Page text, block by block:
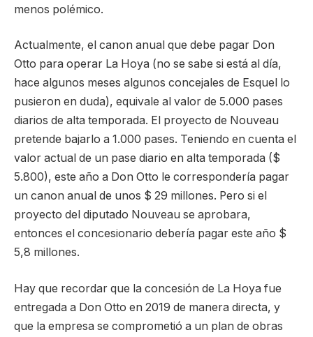
menos polémico.
Actualmente, el canon anual que debe pagar Don
Otto para operar La Hoya (no se sabe si está al día,
hace algunos meses algunos concejales de Esquel lo
pusieron en duda), equivale al valor de 5.000 pases
diarios de alta temporada. El proyecto de Nouveau
pretende bajarlo a 1.000 pases. Teniendo en cuenta el
valor actual de un pase diario en alta temporada ($
5.800), este año a Don Otto le correspondería pagar
un canon anual de unos $ 29 millones. Pero si el
proyecto del diputado Nouveau se aprobara,
entonces el concesionario debería pagar este año $
5,8 millones.
Hay que recordar que la concesión de La Hoya fue
entregada a Don Otto en 2019 de manera directa, y
que la empresa se comprometió a un plan de obras